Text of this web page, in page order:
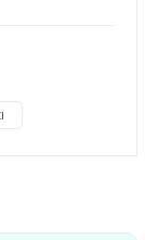
ve
öneri